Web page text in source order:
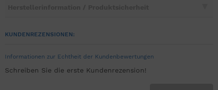
KUNDENREZENSIONEN:
Informationen zur Echtheit der Kundenbewertungen
Schreiben Sie die erste Kundenrezension!